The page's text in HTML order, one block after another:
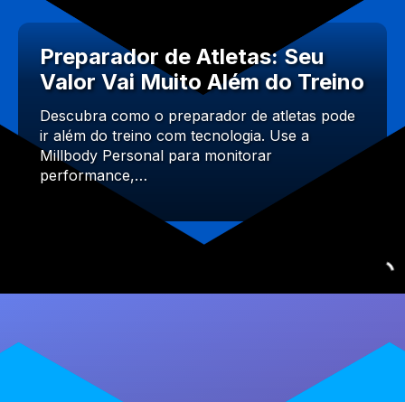
Preparador de Atletas: Seu
Valor Vai Muito Além do Treino
Descubra como o preparador de atletas pode
ir além do treino com tecnologia. Use a
Millbody Personal para monitorar
performance,…